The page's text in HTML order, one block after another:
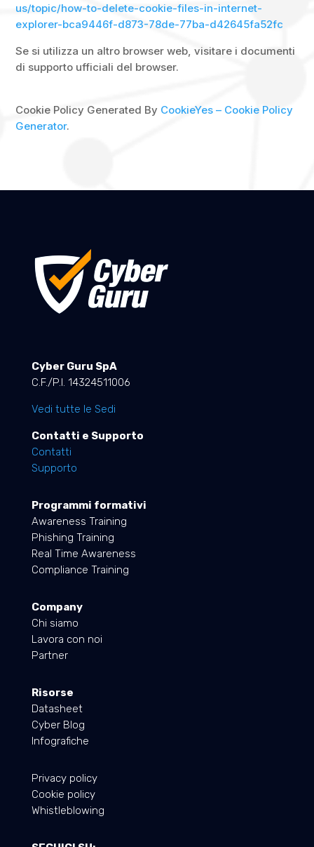
us/topic/how-to-delete-cookie-files-in-internet-
explorer-bca9446f-d873-78de-77ba-d42645fa52fc
Se si utilizza un altro browser web, visitare i documenti
di supporto ufficiali del browser.
Cookie Policy Generated By CookieYes – Cookie Policy
Generator.
Cyber Guru SpA
C.F./P.I. 14324511006
Vedi tutte le Sedi
Contatti e Supporto
Contatti
Supporto
Programmi formativi
Awareness Training
Phishing Training
Real Time Awareness
Compliance Training
Company
Chi siamo
Lavora con noi
Partner
Risorse
Datasheet
Cyber Blog
Infografiche
Privacy policy
Cookie policy
Whistleblowing